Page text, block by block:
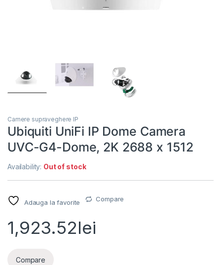
Camere supraveghere IP
Ubiquiti UniFi IP Dome Camera
UVC-G4-Dome, 2K 2688 x 1512
Availability: Out of stock
Adauga la favorite Compare
1,923.52lei
Compare